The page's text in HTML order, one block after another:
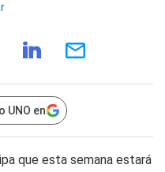
UNO en
que esta semana estará